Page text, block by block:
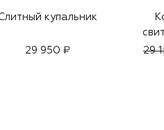
купальник
29 950 ₽
29